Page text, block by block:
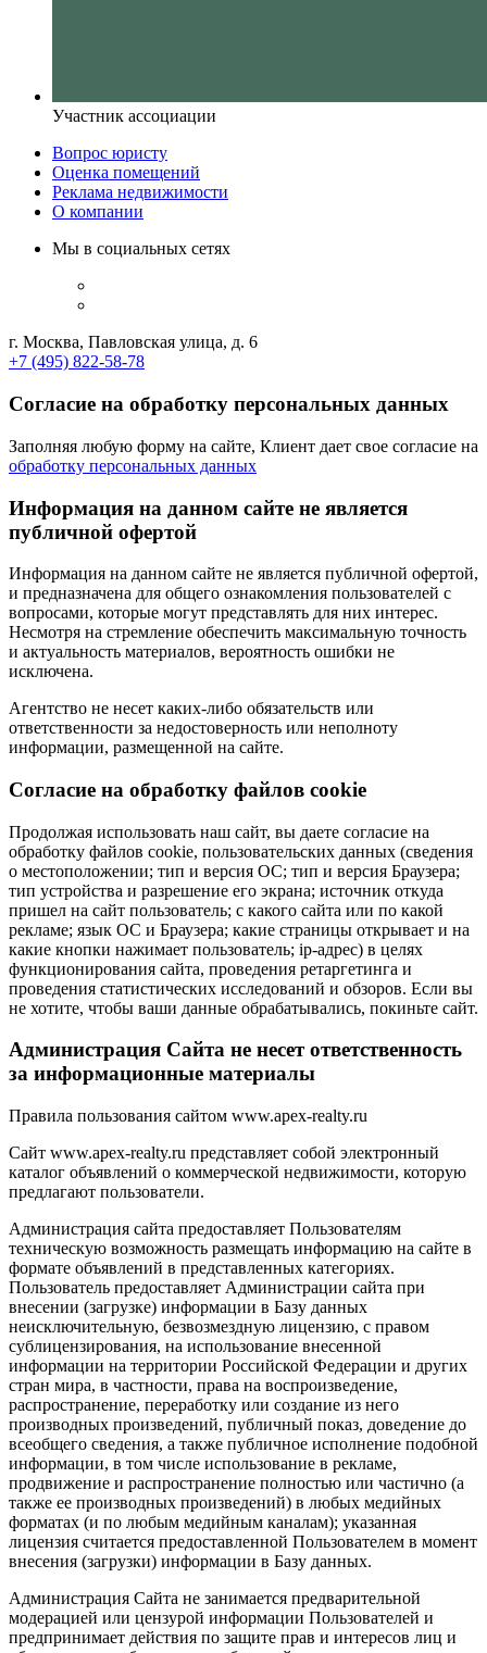
Участник ассоциации
Вопрос юристу
Оценка помещений
Реклама недвижимости
О компании
Мы в социальных сетях
г. Москва, Павловская улица, д. 6
+7 (495) 822-58-78
Согласие на обработку персональных данных
Заполняя любую форму на сайте, Клиент дает свое согласие на
обработку персональных данных
Информация на данном сайте не является
публичной офертой
Информация на данном сайте не является публичной офертой,
и предназначена для общего ознакомления пользователей с
вопросами, которые могут представлять для них интерес.
Несмотря на стремление обеспечить максимальную точность
и актуальность материалов, вероятность ошибки не
исключена.
Агентство не несет каких-либо обязательств или
ответственности за недостоверность или неполноту
информации, размещенной на сайте.
Cогласие на обработку файлов cookie
Продолжая использовать наш сайт, вы даете согласие на
обработку файлов cookie, пользовательских данных (сведения
о местоположении; тип и версия ОС; тип и версия Браузера;
тип устройства и разрешение его экрана; источник откуда
пришел на сайт пользователь; с какого сайта или по какой
рекламе; язык ОС и Браузера; какие страницы открывает и на
какие кнопки нажимает пользователь; ip-адрес) в целях
функционирования сайта, проведения ретаргетинга и
проведения статистических исследований и обзоров. Если вы
не хотите, чтобы ваши данные обрабатывались, покиньте сайт.
Администрация Сайта не несет ответственность
за информационные материалы
Правила пользования сайтом www.apex-realty.ru
Сайт www.apex-realty.ru представляет собой электронный
каталог объявлений о коммерческой недвижимости, которую
предлагают пользователи.
Администрация сайта предоставляет Пользователям
техническую возможность размещать информацию на сайте в
формате объявлений в представленных категориях.
Пользователь предоставляет Администрации сайта при
внесении (загрузке) информации в Базу данных
неисключительную, безвозмездную лицензию, с правом
сублицензирования, на использование внесенной
информации на территории Российской Федерации и других
стран мира, в частности, права на воспроизведение,
распространение, переработку или создание из него
производных произведений, публичный показ, доведение до
всеобщего сведения, а также публичное исполнение подобной
информации, в том числе использование в рекламе,
продвижение и распространение полностью или частично (а
также ее производных произведений) в любых медийных
форматах (и по любым медийным каналам); указанная
лицензия считается предоставленной Пользователем в момент
внесения (загрузки) информации в Базу данных.
Администрация Сайта не занимается предварительной
модерацией или цензурой информации Пользователей и
предпринимает действия по защите прав и интересов лиц и